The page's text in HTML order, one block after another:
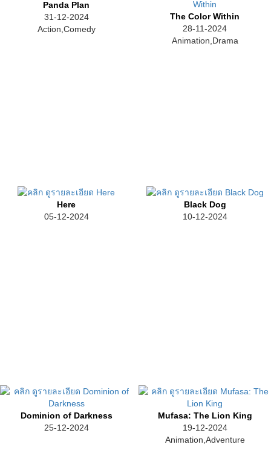
Panda Plan
31-12-2024
Action,Comedy
The Color Within
28-11-2024
Animation,Drama
Here
05-12-2024
Black Dog
10-12-2024
Dominion of Darkness
25-12-2024
Mufasa: The Lion King
19-12-2024
Animation,Adventure